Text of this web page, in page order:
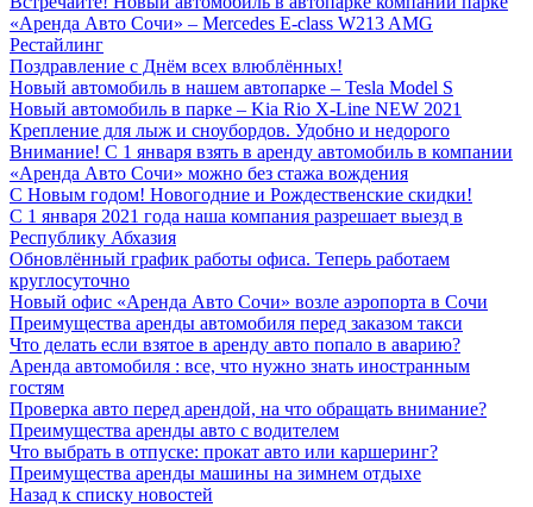
«Аренда Авто Сочи» – Mercedes E-class W213 AMG
Рестайлинг
Поздравление с Днём всех влюблённых!
Новый автомобиль в нашем автопарке – Tesla Model S
Новый автомобиль в парке – Kia Rio Х-Line NEW 2021
Крепление для лыж и сноубордов. Удобно и недорого
Внимание! С 1 января взять в аренду автомобиль в компании
«Аренда Авто Сочи» можно без стажа вождения
С Новым годом! Новогодние и Рождественские скидки!
С 1 января 2021 года наша компания разрешает выезд в
Республику Абхазия
Обновлённый график работы офиса. Теперь работаем
круглосуточно
Новый офис «Аренда Авто Сочи» возле аэропорта в Сочи
Преимущества аренды автомобиля перед заказом такси
Что делать если взятое в аренду авто попало в аварию?
Аренда автомобиля : все, что нужно знать иностранным
гостям
Проверка авто перед арендой, на что обращать внимание?
Преимущества аренды авто с водителем
Что выбрать в отпуске: прокат авто или каршеринг?
Преимущества аренды машины на зимнем отдыхе
Назад к списку новостей